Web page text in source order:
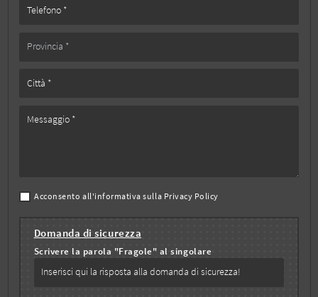
Acconsento all'informativa sulla Privacy Policy
Domanda di sicurezza
Scrivere la parola "Fragole" al singolare